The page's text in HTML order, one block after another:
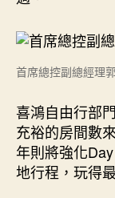
首席總控副總經理
喜鴻自由行部
充裕的房間數
年則將強化
地行程，玩得